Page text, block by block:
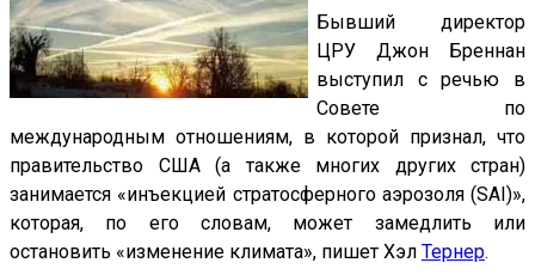
Бывший директор
ЦРУ Джон Бреннан
выступил с речью в
Совете по
международным отношениям, в которой признал, что
правительство США (а также многих других стран)
занимается «инъекцией стратосферного аэрозоля (SAI)»,
которая, по его словам, может замедлить или
остановить «изменение климата», пишет Хэл Тернер.